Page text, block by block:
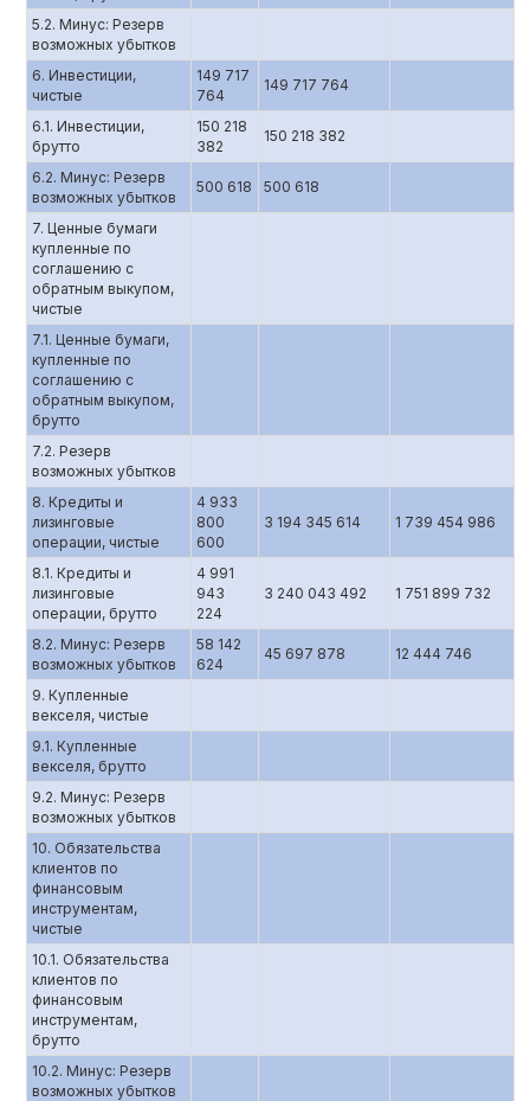
5.2. Минус: Резерв
возможных убытков
6. Инвестиции,
чистые
149 717
764
149 717 764
6.1. Инвестиции,
брутто
150 218
382
150 218 382
6.2. Минус: Резерв
возможных убытков
500 618 500 618
7. Ценные бумаги
купленные по
соглашению c
обратным выкупом,
чистые
7.1. Ценные бумаги,
купленные по
соглашению с
обратным выкупом,
брутто
7.2. Резерв
возможных убытков
8. Кредиты и
лизинговые
операции, чистые
4 933
800
600
3 194 345 614 1 739 454 986
8.1. Кредиты и
лизинговые
операции, брутто
4 991
943
224
3 240 043 492 1 751 899 732
8.2. Минус: Резерв
возможных убытков
58 142
624
45 697 878 12 444 746
9. Купленные
векселя, чистые
9.1. Купленные
векселя, брутто
9.2. Минус: Резерв
возможных убытков
10. Обязательства
клиентов по
финансовым
инструментам,
чистые
10.1. Обязательства
клиентов по
финансовым
инструментам,
брутто
10.2. Минус: Резерв
возможных убытков